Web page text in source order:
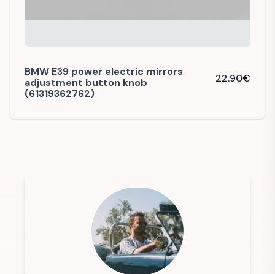
BMW E39 power electric mirrors
adjustment button knob
(61319362762)
22.90€